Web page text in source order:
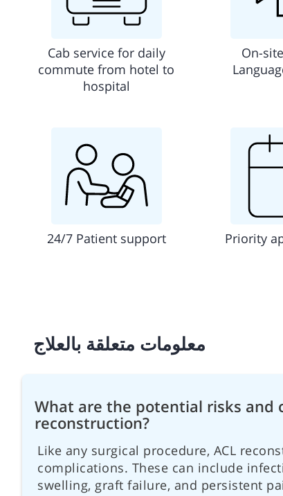
Cab service for daily
commute from hotel to
hospital
On-
24/7 Patient support Priority
معلومات متعلقة بالعلاج
What are the potential risks and
reconstruction?
Like any surgical procedure, ACL
complications. These can include
swelling, graft failure, and persistent